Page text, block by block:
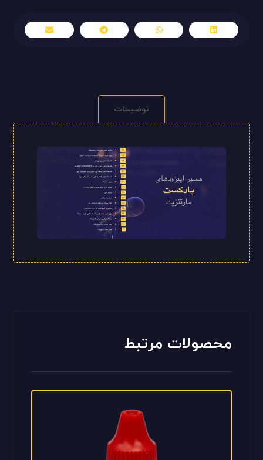
توضیحات
محصولات مرتبط